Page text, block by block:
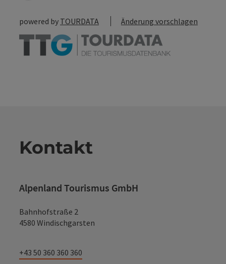
powered by TOURDATA Änderung vorschlagen
Kontakt
Alpenland Tourismus GmbH
Bahnhofstraße 2
4580 Windischgarsten
+43 50 360 360 360